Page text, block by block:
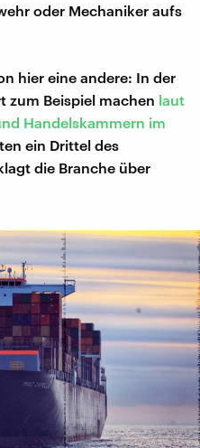
oder Mechaniker aufs
hier eine andere: In der
zum Beispiel machen laut
Handelskammern im
ein Drittel des
die Branche über